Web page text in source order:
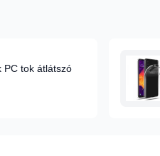
PC tok átlátszó